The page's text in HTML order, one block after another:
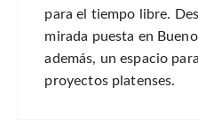
para el tiempo libre.
mirada puesta en
además, un espacio
proyectos platenses.